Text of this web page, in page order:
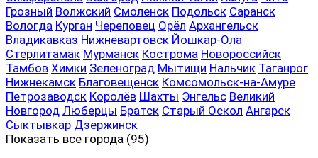
Грозный Волжский Смоленск Подольск Саранск
Вологда Курган Череповец Орёл Архангельск
Владикавказ Нижневартовск Йошкар-Ола
Стерлитамак Мурманск Кострома Новороссийск
Тамбов Химки Зеленоград Мытищи Нальчик Таганрог
Нижнекамск Благовещенск Комсомольск-на-Амуре
Петрозаводск Королёв Шахты Энгельс Великий
Новгород Люберцы Братск Старый Оскол Ангарск
Сыктывкар Дзержинск
Показать все города (95)